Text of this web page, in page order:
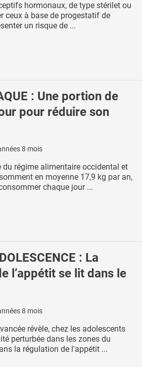
hormonaux, de type stérilet ou
ceux à base de progestatif de
un risque de ...
: Une portion de
pour réduire son
8 mois
régime alimentaire occidental et
en moyenne 17,9 kg par an,
chaque jour ...
: La
l’appétit se lit dans le
8 mois
révèle, chez les adolescents
perturbée dans les zones du
la régulation de l'appétit ...